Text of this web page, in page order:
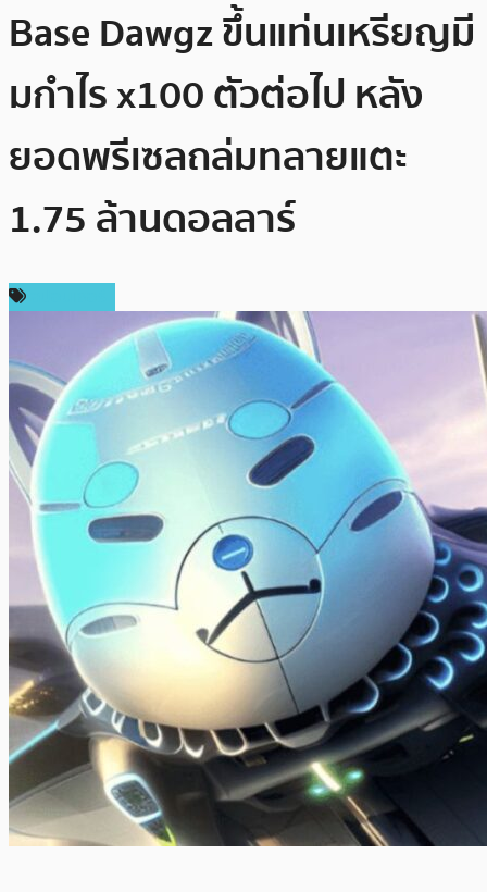
Base Dawgz ขึ้นแท่นเหรียญมี
มกำไร x100 ตัวต่อไป หลัง
ยอดพรีเซลถล่มทลายแตะ
1.75 ล้านดอลลาร์